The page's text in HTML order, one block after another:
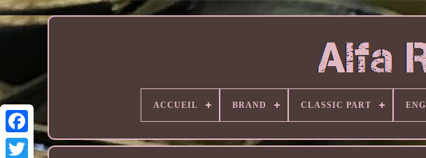
ACCUEIL BRAND CLASSIC PART